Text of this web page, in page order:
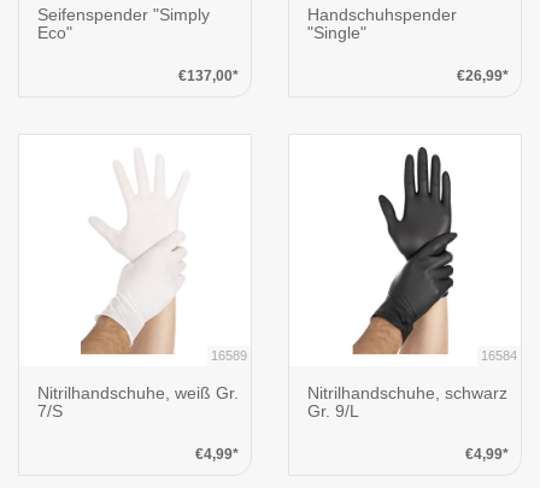
Seifenspender "Simply
Eco"
€137,00*
Handschuhspender
"Single"
€26,99*
16589
Nitrilhandschuhe, weiß Gr.
7/S
€4,99*
16584
Nitrilhandschuhe, schwarz
Gr. 9/L
€4,99*